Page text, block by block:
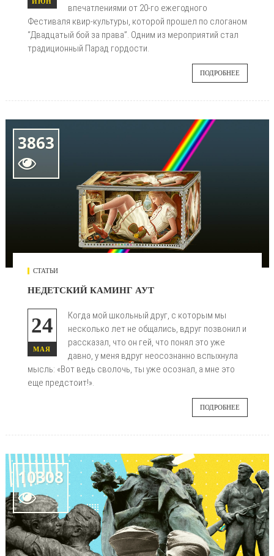
впечатлениями от 20-го ежегодного
Фестиваля квир-культуры, которой прошел по слоганом
“Двадцатый бой за права”. Одним из мероприятий стал
традиционный Парад гордости.
ПОДРОБНЕЕ
3863

СТАТЬИ
НЕДЕТСКИЙ КАМИНГ АУТ
24
МАЯ
Когда мой школьный друг, с которым мы
несколько лет не общались, вдруг позвонил и
рассказал, что он гей, что понял это уже
давно, у меня вдруг неосознанно вспыхнула
мысль: «Вот ведь сволочь, ты уже осознал, а мне это
еще предстоит!».
ПОДРОБНЕЕ
10308
